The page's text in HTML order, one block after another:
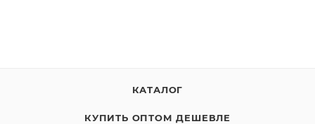
ТЕМПЕРАТУРЕ ОТ +2С ДО +6С. СРОК ГОДНОСТИ 24
КАТАЛОГ
КУПИТЬ ОПТОМ ДЕШЕВЛЕ